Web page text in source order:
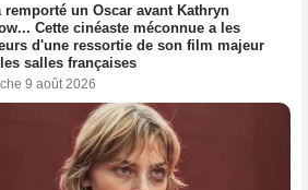
remporté un Oscar avant Kathryn
Cette cinéaste méconnue a les
d'une ressortie de son film majeur
salles françaises
9 août 2026